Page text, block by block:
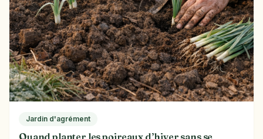
Jardin d'agrément
Quand planter les poireaux d’hiver sans se